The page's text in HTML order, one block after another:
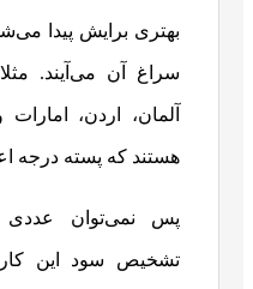
بهتری برایش پیدا
سراغ آن می‌آیند.
آلمان، اردن،
هستند که پسته درجه
پس نمی‌توان
تشخیص سود این